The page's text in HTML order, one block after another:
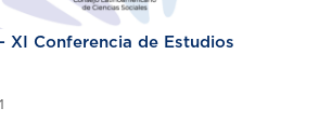
XI Conferencia de Estudios
1